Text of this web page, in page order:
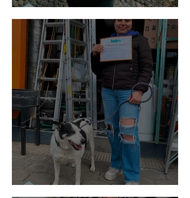
Bellota
Vaquita